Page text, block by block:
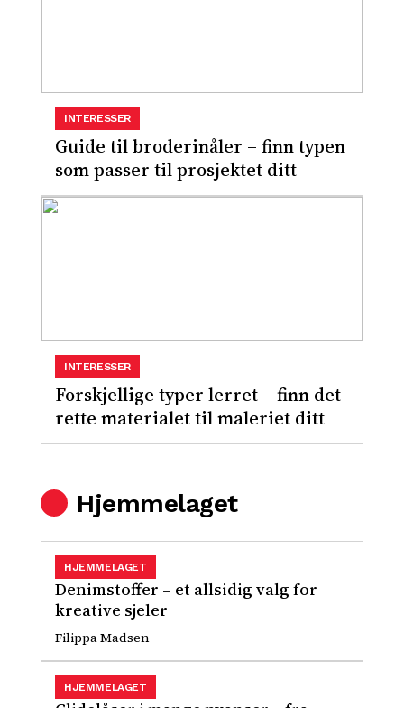
Guide til broderinåler – finn typen
som passer til prosjektet ditt
INTERESSER
Forskjellige typer lerret – finn det
rette materialet til maleriet ditt
INTERESSER
Hjemmelaget
Denimstoffer – et allsidig valg for
kreative sjeler
HJEMMELAGET
Filippa Madsen
HJEMMELAGET